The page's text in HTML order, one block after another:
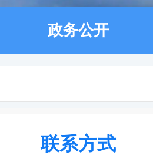
政务公开
联系方式